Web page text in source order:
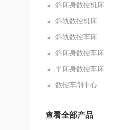
斜床身数控机床
斜轨数控机床
斜轨数控车床
斜床身数控车床
平床身数控车床
数控车削中心
查看全部产品